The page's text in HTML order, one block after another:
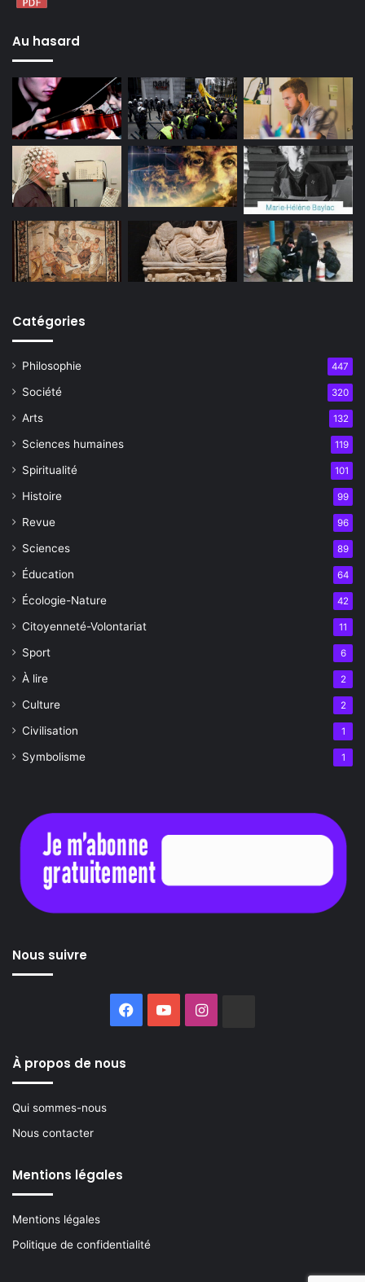
Au hasard
Catégories
Philosophie 447
Société 320
Arts 132
Sciences humaines 119
Spiritualité 101
Histoire 99
Revue 96
Sciences 89
Éducation 64
Écologie-Nature 42
Citoyenneté-Volontariat 11
Sport 6
À lire 2
Culture 2
Civilisation 1
Symbolisme 1
Nous suivre
Facebook
YouTubeInstagram
À propos de nous
Qui sommes-nous
Nous contacter
Mentions légales
Mentions légales
Politique de confidentialité